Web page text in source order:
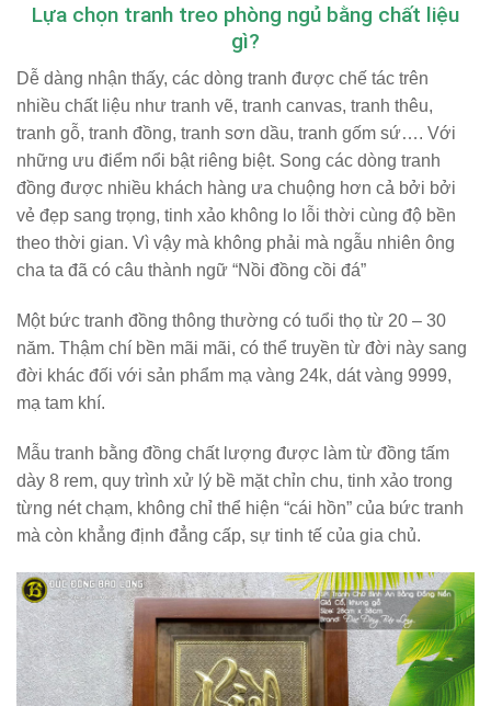
Lựa chọn tranh treo phòng ngủ bằng chất liệu
gì?
Dễ dàng nhận thấy, các dòng tranh được chế tác trên
nhiều chất liệu như tranh vẽ, tranh canvas, tranh thêu,
tranh gỗ, tranh đồng, tranh sơn dầu, tranh gốm sứ…. Với
những ưu điểm nổi bật riêng biệt. Song các dòng tranh
đồng được nhiều khách hàng ưa chuộng hơn cả bởi bởi
vẻ đẹp sang trọng, tinh xảo không lo lỗi thời cùng độ bền
theo thời gian. Vì vậy mà không phải mà ngẫu nhiên ông
cha ta đã có câu thành ngữ “Nồi đồng cồi đá”
Một bức tranh đồng thông thường có tuổi thọ từ 20 – 30
năm. Thậm chí bền mãi mãi, có thể truyền từ đời này sang
đời khác đối với sản phẩm mạ vàng 24k, dát vàng 9999,
mạ tam khí.
Mẫu tranh bằng đồng chất lượng được làm từ đồng tấm
dày 8 rem, quy trình xử lý bề mặt chỉn chu, tinh xảo trong
từng nét chạm, không chỉ thể hiện “cái hồn” của bức tranh
mà còn khẳng định đẳng cấp, sự tinh tế của gia chủ.